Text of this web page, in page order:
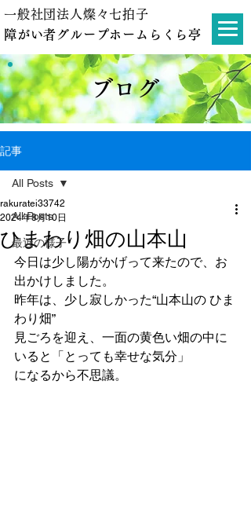
一般社団法人燦々七拍子
障がい者グループホームらくら亭
ブログ
記事
All Posts
最近の様子
All Posts
ひまわり畑の山本山
rakuratei33742
2024年8月10日
今日は少し陽がかげって来たので、お
出かけしました。
昨年は、少し寂しかった“山本山の ひま
わり畑”
見ごろを迎え、一面の黄色い畑の中に
いると「とっても幸せな気分」
になるから不思議。